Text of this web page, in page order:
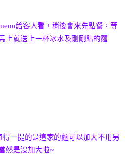
給客人看，稍後會來先點餐，等
上就送上一杯冰水及剛剛點的麵
得一提的是這家的麵可以加大不用另
然是沒加大啦~